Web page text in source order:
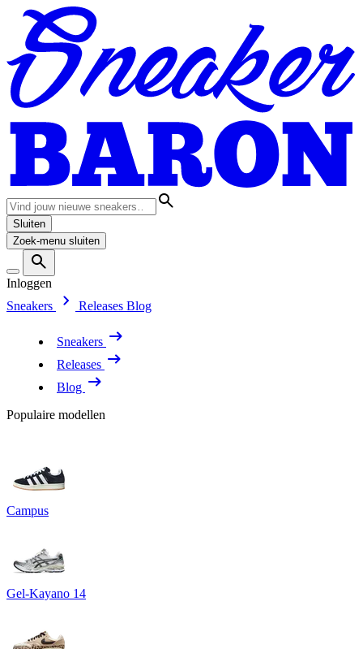
Sluiten
Zoek-menu sluiten
Inloggen
Sneakers
Releases Blog
Sneakers
Releases
Blog
Populaire modellen
Campus
Gel-Kayano 14